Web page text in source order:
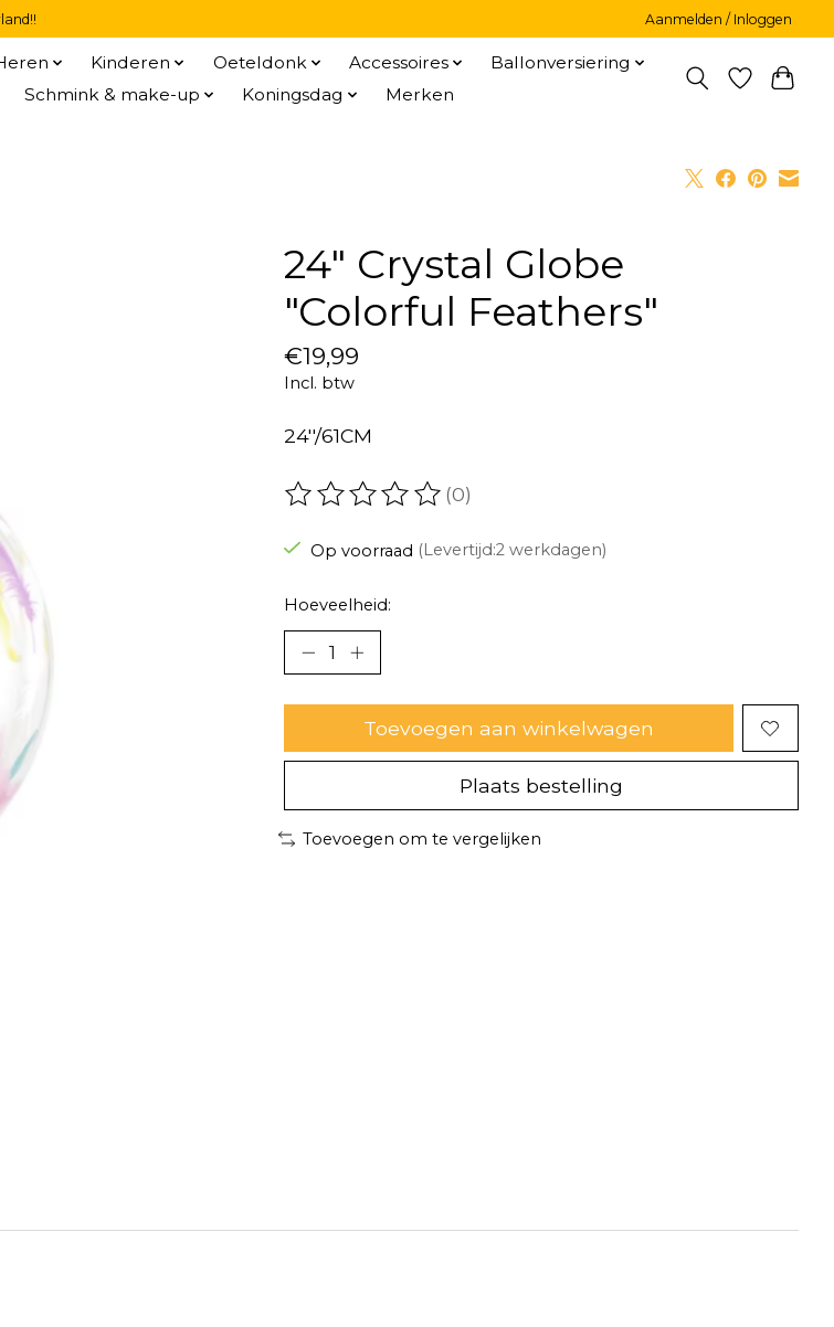
Aanmelden / Inloggen
Kinderen Oeteldonk Accessoires
Ballonversiering
Schmink & make-up Koningsdag Merken
24" Crystal Globe
"Colorful Feathers"
€19,99
Incl. btw
24''/61CM
De beoordeling van dit product is
(0)
Op voorraad (Levertijd:2 werkdagen)
Hoeveelheid:
Toevoegen aan winkelwagen
Plaats bestelling
Toevoegen om te vergelijken